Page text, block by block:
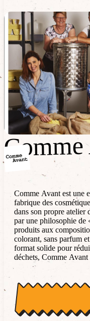
Comme Avant est une
fabrique des
dans son propre atelier
par une philosophie de
produits aux
colorant, sans parfum
format solide pour
déchets, Comme Avant
transparence totale et
incontournables
shampoing solide à
sens à la
alternatives saines,
l’environnement pour